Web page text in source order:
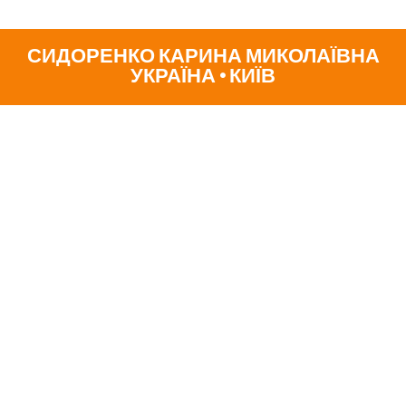
СИДОРЕНКО КАРИНА МИКОЛАЇВНА
УКРАЇНА • КИЇВ